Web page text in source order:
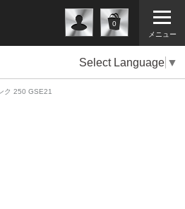
メニュー
0
Select Language ▼
ク 250 GSE21